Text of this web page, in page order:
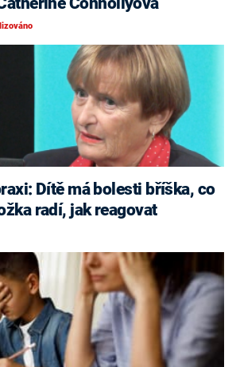
Dítě má bolesti bříška, co
radí, jak reagovat